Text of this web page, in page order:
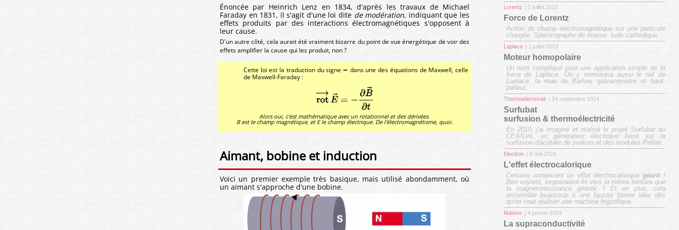
Lorentz | 1 juillet 2023
Force de Lorentz
Action du champ électromagnétique sur une particule
chargée. Spectrographe de masse, tude cathodique...
Laplace | 1 juillet 2023
Moteur homopolaire
Un nom compliqué pour une application simple de la
force de Laplace. On y retrouvera aussi le rail de
Laplace, la roue de Barlow, galvanomètre et haut-
parleur.
Thermoélectricité | 24 septembre 2024
Surfubat
surfusion & thermoélectricité
En 2010, j'ai imaginé et réalisé le projet Surfubat au
CEA/Leti, un générateur électrique basé sur la
surfusion d'acétate de sodium et des modules Peltier.
Electron | 6 mai 2024
L'effet électrocalorique
Certains annoncent un effet électrocaloriquegéant!
Ben voyons, lorgneraient-ils vers la même histoire que
la magnétorésistance géante ? Et en plus, cela
ressemble beaucoup à une fausse bonne idée dès
qu'on veut réaliser une machine frigorifique.
Matiere | 4 janvier 2024
La supraconductivité
Énoncée par Heinrich Lenz en 1834, d'après les travaux de Michael
Faraday en 1831, il s'agit d'une loi dite de modération, indiquant que les
effets produits par des interactions électromagnétiques s'opposent à
leur cause.
D'un autre côté, cela aurait été vraiment bizarre du point de vue énergétique de voir des
effets amplifier la cause qui les produit, non ?
Cette loi est la traduction du signe ➖ dans une des équations de Maxwell, celle
de Maxwell-Faraday :
Alors oui, c'est mathématique avec un rotationnel et des dérivées.
B est le champ magnétique, et E le champ électrique. De l'électromagnétisme, quoi.
Aimant, bobine et induction
Voici un premier exemple très basique, mais utilisé abondamment, où
un aimant s'approche d'une bobine.